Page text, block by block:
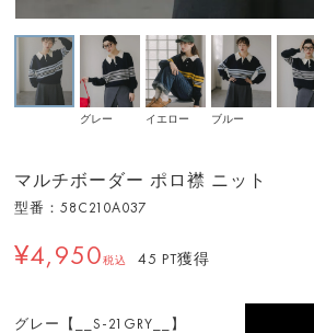
グレー イエロー ブルー
マルチボーダー ポロ襟 ニット
型番：58C210A037
¥4,950税込 45 PT獲得
グレー【__S-21GRY__】